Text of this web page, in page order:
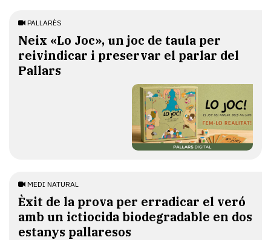
PALLARÈS
​Neix «Lo Joc», un joc de taula per
reivindicar i preservar el parlar del
Pallars
MEDI NATURAL
Èxit de la prova per erradicar el veró
amb un ictiocida biodegradable en dos
estanys pallaresos